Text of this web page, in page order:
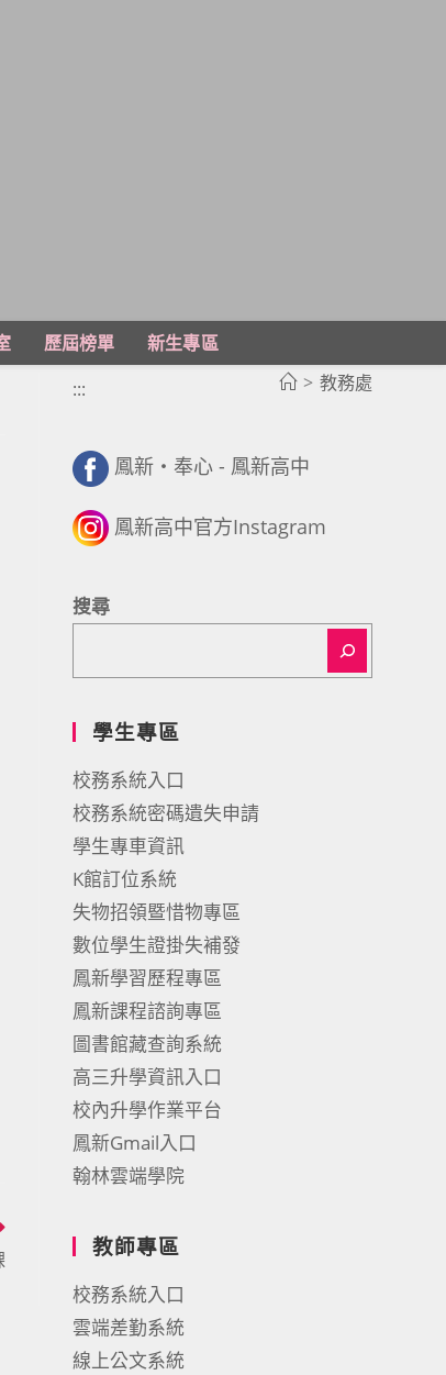
歷屆榜單
新生專區
> 教務處
:::
鳳新・奉心 - 鳳新高中
鳳新高中官方Instagram
搜尋
學生專區
校務系統入口
校務系統密碼遺失申請
學生專車資訊
K館訂位系統
失物招領暨惜物專區
數位學生證掛失補發
鳳新學習歷程專區
鳳新課程諮詢專區
圖書館藏查詢系統
高三升學資訊入口
校內升學作業平台
鳳新Gmail入口
翰林雲端學院
教師專區
校務系統入口
雲端差勤系統
線上公文系統